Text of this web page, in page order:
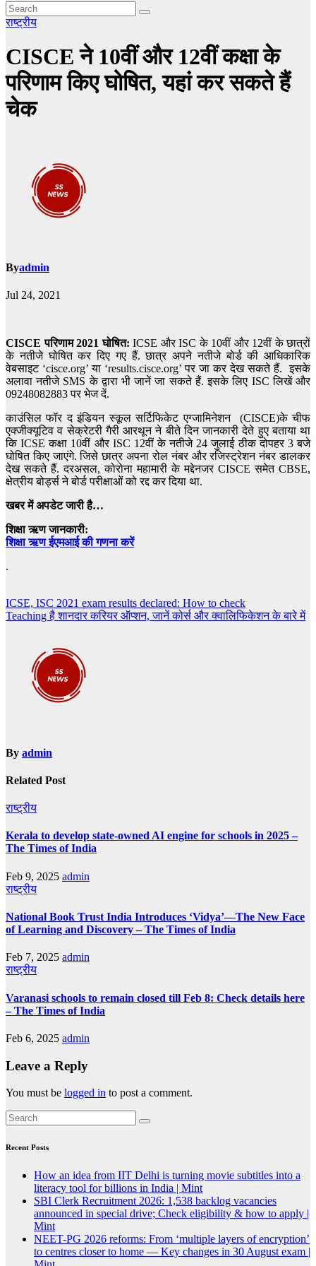
राष्ट्रीय
CISCE ने 10वीं और 12वीं कक्षा के
परिणाम किए घोषित, यहां कर सकते हैं
चेक
Byadmin
Jul 24, 2021
CISCE परिणाम 2021 घोषित: ICSE और ISC के 10वीं और 12वीं के छात्रों
के नतीजे घोषित कर दिए गए हैं. छात्र अपने नतीजे बोर्ड की आधिकारिक
वेबसाइट ‘cisce.org’ या ‘results.cisce.org’ पर जा कर देख सकते हैं. इसके
अलावा नतीजे SMS के द्वारा भी जानें जा सकते हैं. इसके लिए ISC लिखें और
09248082883 पर भेज दें.
काउंसिल फॉर द इंडियन स्कूल सर्टिफिकेट एग्जामिनेशन (CISCE)के चीफ
एक्जीक्यूटिव व सेक्रेटरी गैरी आरथून ने बीते दिन जानकारी देते हुए बताया था
कि ICSE कक्षा 10वीं और ISC 12वीं के नतीजे 24 जुलाई ठीक दोपहर 3 बजे
घोषित किए जाएंगे. जिसे छात्र अपना रोल नंबर और रजिस्ट्रेशन नंबर डालकर
देख सकते हैं. दरअसल, कोरोना महामारी के मद्देनजर CISCE समेत CBSE,
क्षेत्रीय बोर्ड्स ने बोर्ड परीक्षाओं को रद्द कर दिया था.
खबर में अपडेट जारी है…
शिक्षा ऋण जानकारी:
शिक्षा ऋण ईएमआई की गणना करें
.
Post
navigation
ICSE, ISC 2021 exam results declared: How to check
Teaching है शानदार करियर ऑप्शन, जानें कोर्स और क्वालिफिकेशन के बारे में
By admin
Related Post
राष्ट्रीय
Kerala to develop state-owned AI engine for schools in 2025 –
The Times of India
Feb 9, 2025 admin
राष्ट्रीय
National Book Trust India Introduces ‘Vidya’—The New Face
of Learning and Discovery – The Times of India
Feb 7, 2025 admin
राष्ट्रीय
Varanasi schools to remain closed till Feb 8: Check details here
– The Times of India
Feb 6, 2025 admin
Leave a Reply
You must be logged in to post a comment.
Recent Posts
How an idea from IIT Delhi is turning movie subtitles into a
literacy tool for billions in India | Mint
SBI Clerk Recruitment 2026: 1,538 backlog vacancies
announced in special drive; Check eligibility & how to apply |
Mint
NEET-PG 2026 reforms: From ‘multiple layers of encryption’
to centres closer to home — Key changes in 30 August exam |